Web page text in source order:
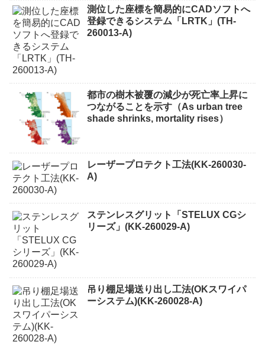
測位した座標を簡易的にCADソフトへ
登録できるシステム「LRTK」(TH-
260013-A)
都市の樹木被覆の減少が死亡率上昇に
つながることを示す（As urban tree
shade shrinks, mortality rises）
レーザープロテクト⼯法(KK-260030-
A)
ステンレスグリット「STELUX CGシ
リーズ」(KK-260029-A)
吊り棚足場送り出し工法(OKスワイパ
ーシステム)(KK-260028-A)